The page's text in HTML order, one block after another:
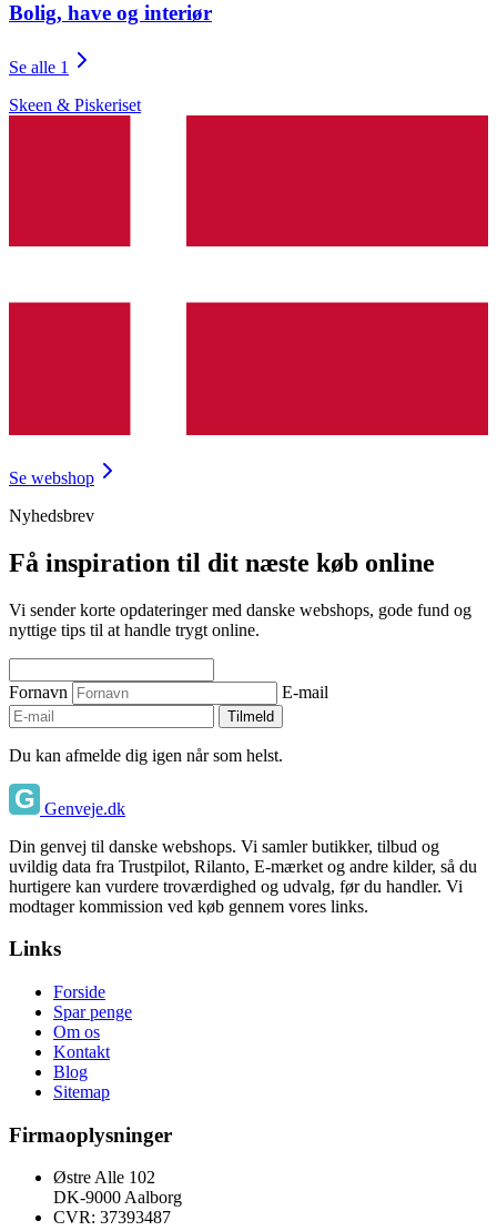
Bolig, have og interiør
Se alle 1
Skeen & Piskeriset
Se webshop
Nyhedsbrev
Få inspiration til dit næste køb online
Vi sender korte opdateringer med danske webshops, gode fund og
nyttige tips til at handle trygt online.
Fornavn E-mail
Tilmeld
Du kan afmelde dig igen når som helst.
Genveje.dk
Din genvej til danske webshops. Vi samler butikker, tilbud og
uvildig data fra Trustpilot, Rilanto, E-mærket og andre kilder, så du
hurtigere kan vurdere troværdighed og udvalg, før du handler. Vi
modtager kommission ved køb gennem vores links.
Links
Forside
Spar penge
Om os
Kontakt
Blog
Sitemap
Firmaoplysninger
Østre Alle 102
DK-9000 Aalborg
CVR: 37393487